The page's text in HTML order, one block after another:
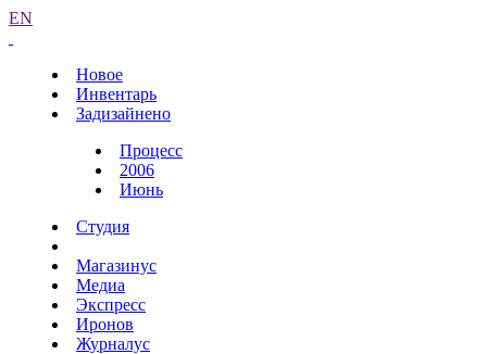
EN
Новое
Инвентарь
Задизайнено
Процесс
2006
Июнь
Студия
Магазинус
Медиа
Экспресс
Иронов
Журналус